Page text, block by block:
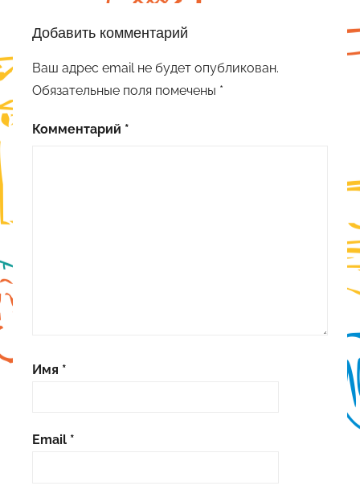
Добавить комментарий
Ваш адрес email не будет опубликован.
Обязательные поля помечены *
Комментарий *
Имя *
Email *